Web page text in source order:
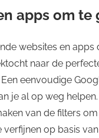
apps om te
websites en apps
naar de
eenvoudige
je al op weg
van de filters
op basis